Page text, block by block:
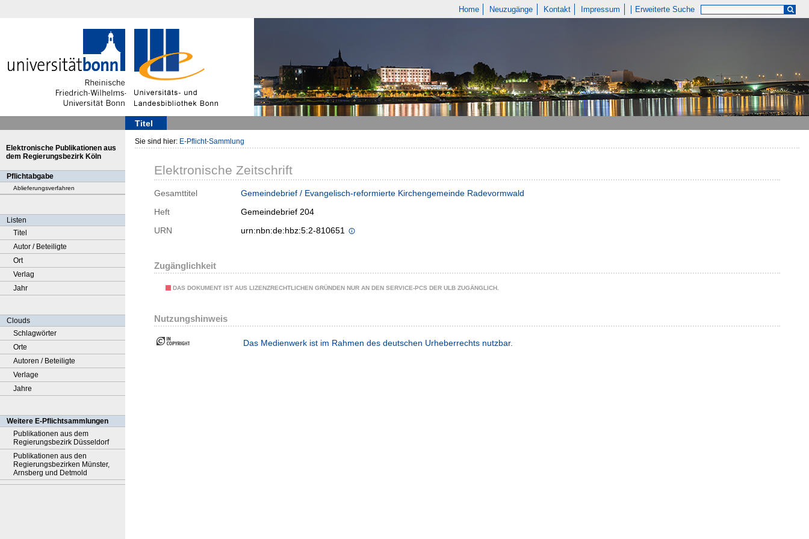
Home Neuzugänge Kontakt Impressum Erweiterte Suche
Titel
Elektronische Publikationen aus
dem Regierungsbezirk Köln
Pflichtabgabe
Ablieferungsverfahren
Listen
Titel
Autor / Beteiligte
Ort
Verlag
Jahr
Clouds
Schlagwörter
Orte
Autoren / Beteiligte
Verlage
Jahre
Weitere E-Pflichtsammlungen
Publikationen aus dem
Regierungsbezirk Düsseldorf
Publikationen aus den
Regierungsbezirken Münster,
Arnsberg und Detmold
Sie sind hier: E-Pflicht-Sammlung
Elektronische Zeitschrift
Gesamttitel
Gemeindebrief / Evangelisch-reformierte Kirchengemeinde Radevormwald
Heft
Gemeindebrief 204
URN
urn:nbn:de:hbz:5:2-810651
Zugänglichkeit
DAS DOKUMENT IST AUS LIZENZRECHTLICHEN GRÜNDEN NUR AN DEN SERVICE-PCS DER ULB ZUGÄNGLICH.
Nutzungshinweis
Das Medienwerk ist im Rahmen des deutschen Urheberrechts nutzbar.